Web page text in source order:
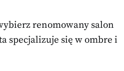
renomowany salon
specjalizuje się w ombre i